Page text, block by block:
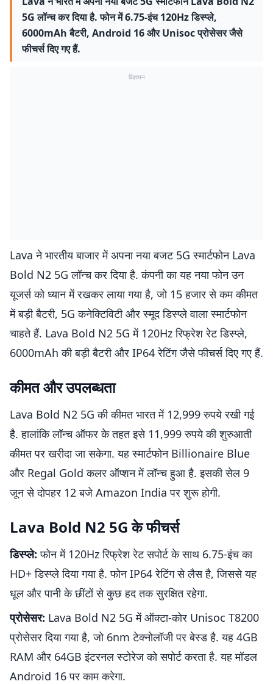
5G लॉन्च कर दिया है. फोन में 6.75-इंच 120Hz डिस्प्ले,
6000mAh बैटरी, Android 16 और Unisoc प्रोसेसर जैसे
फीचर्स दिए गए हैं.
विज्ञापन
Lava ने भारतीय बाजार में अपना नया बजट 5G स्मार्टफोन Lava
Bold N2 5G लॉन्च कर दिया है. कंपनी का यह नया फोन उन
यूजर्स को ध्यान में रखकर लाया गया है, जो 15 हजार से कम कीमत
में बड़ी बैटरी, 5G कनेक्टिविटी और स्मूद डिस्प्ले वाला स्मार्टफोन
चाहते हैं. Lava Bold N2 5G में 120Hz रिफ्रेश रेट डिस्प्ले,
6000mAh की बड़ी बैटरी और IP64 रेटिंग जैसे फीचर्स दिए गए हैं.
कीमत और उपलब्धता
Lava Bold N2 5G की कीमत भारत में 12,999 रुपये रखी गई
है. हालांकि लॉन्च ऑफर के तहत इसे 11,999 रुपये की शुरुआती
कीमत पर खरीदा जा सकेगा. यह स्मार्टफोन Billionaire Blue
और Regal Gold कलर ऑप्शन में लॉन्च हुआ है. इसकी सेल 9
जून से दोपहर 12 बजे Amazon India पर शुरू होगी.
Lava Bold N2 5G के फीचर्स
डिस्प्ले: फोन में 120Hz रिफ्रेश रेट सपोर्ट के साथ 6.75-इंच का
HD+ डिस्प्ले दिया गया है. फोन IP64 रेटिंग से लैस है, जिससे यह
धूल और पानी के छींटों से कुछ हद तक सुरक्षित रहेगा.
प्रोसेसर: Lava Bold N2 5G में ऑक्टा-कोर Unisoc T8200
प्रोसेसर दिया गया है, जो 6nm टेक्नोलॉजी पर बेस्ड है. यह 4GB
RAM और 64GB इंटरनल स्टोरेज को सपोर्ट करता है. यह मॉडल
Android 16 पर काम करेगा.